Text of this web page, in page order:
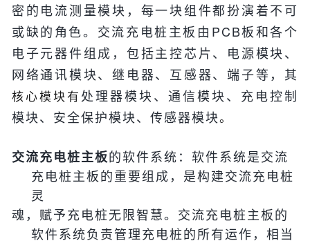
密的电流测量模块，每一块组件都扮演着不可
或缺的角色。 交流充电桩主板由PCB板和各个
电子元器件组成，包括主控芯片、电源模块、
网络通讯模块、继电器、互感器、端子等，其
核心模块有 处理器模块、 通信模块、 充电控制
模块、 安全保护模块、 传感器模块。
交流充电桩主板的软件系统： 软件系统是交流
充电桩主板的重要组成，是构建交流充电桩
灵
魂 ，赋予充电桩无限智慧。 交流充电桩主板的
软件系统负责管理充电桩的所有运作，相当